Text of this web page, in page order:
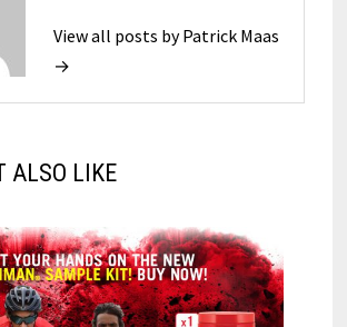
View all posts by Patrick Maas
→
ALSO LIKE